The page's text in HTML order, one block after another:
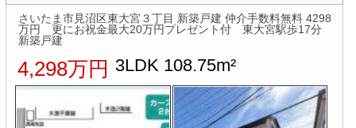
さいたま市見沼区東大宮３丁目 新築戸建 仲介手数料無料 4298
万円 更にお祝金最大20万円プレゼント付 東大宮駅歩17分
新築戸建
4,298万円 3LDK 108.75m²